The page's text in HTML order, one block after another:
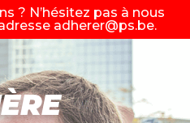
? N’hésitez pas à nous
adherer@ps.be.